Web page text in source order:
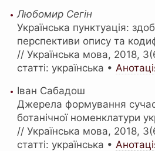
Любомир Сегін
Українська пунктуація:
перспективи опису та
// Українська мова, 2018,
статті: українська •
Іван Сабадош
Джерела формування
ботанічної номенклатури
// Українська мова, 2018,
статті: українська •